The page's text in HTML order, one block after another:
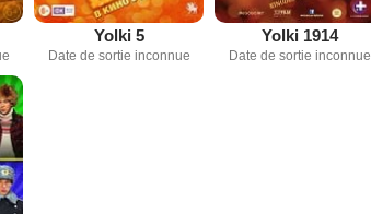
Yolki 5
Date de sortie inconnue
Yolki 1914
Date de sortie inconnue